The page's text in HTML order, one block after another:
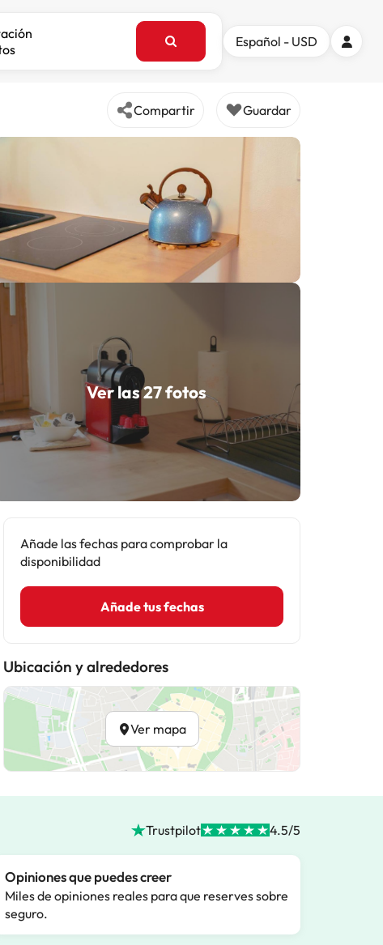
Español - USD
Compartir Guardar
Ver las 27 fotos
Añade las fechas para comprobar la
disponibilidad
Añade tus fechas
Ubicación y alrededores
Ver mapa
Trustpilot 4.5/5
Opiniones que puedes creer
Miles de opiniones reales para que reserves sobre
seguro.